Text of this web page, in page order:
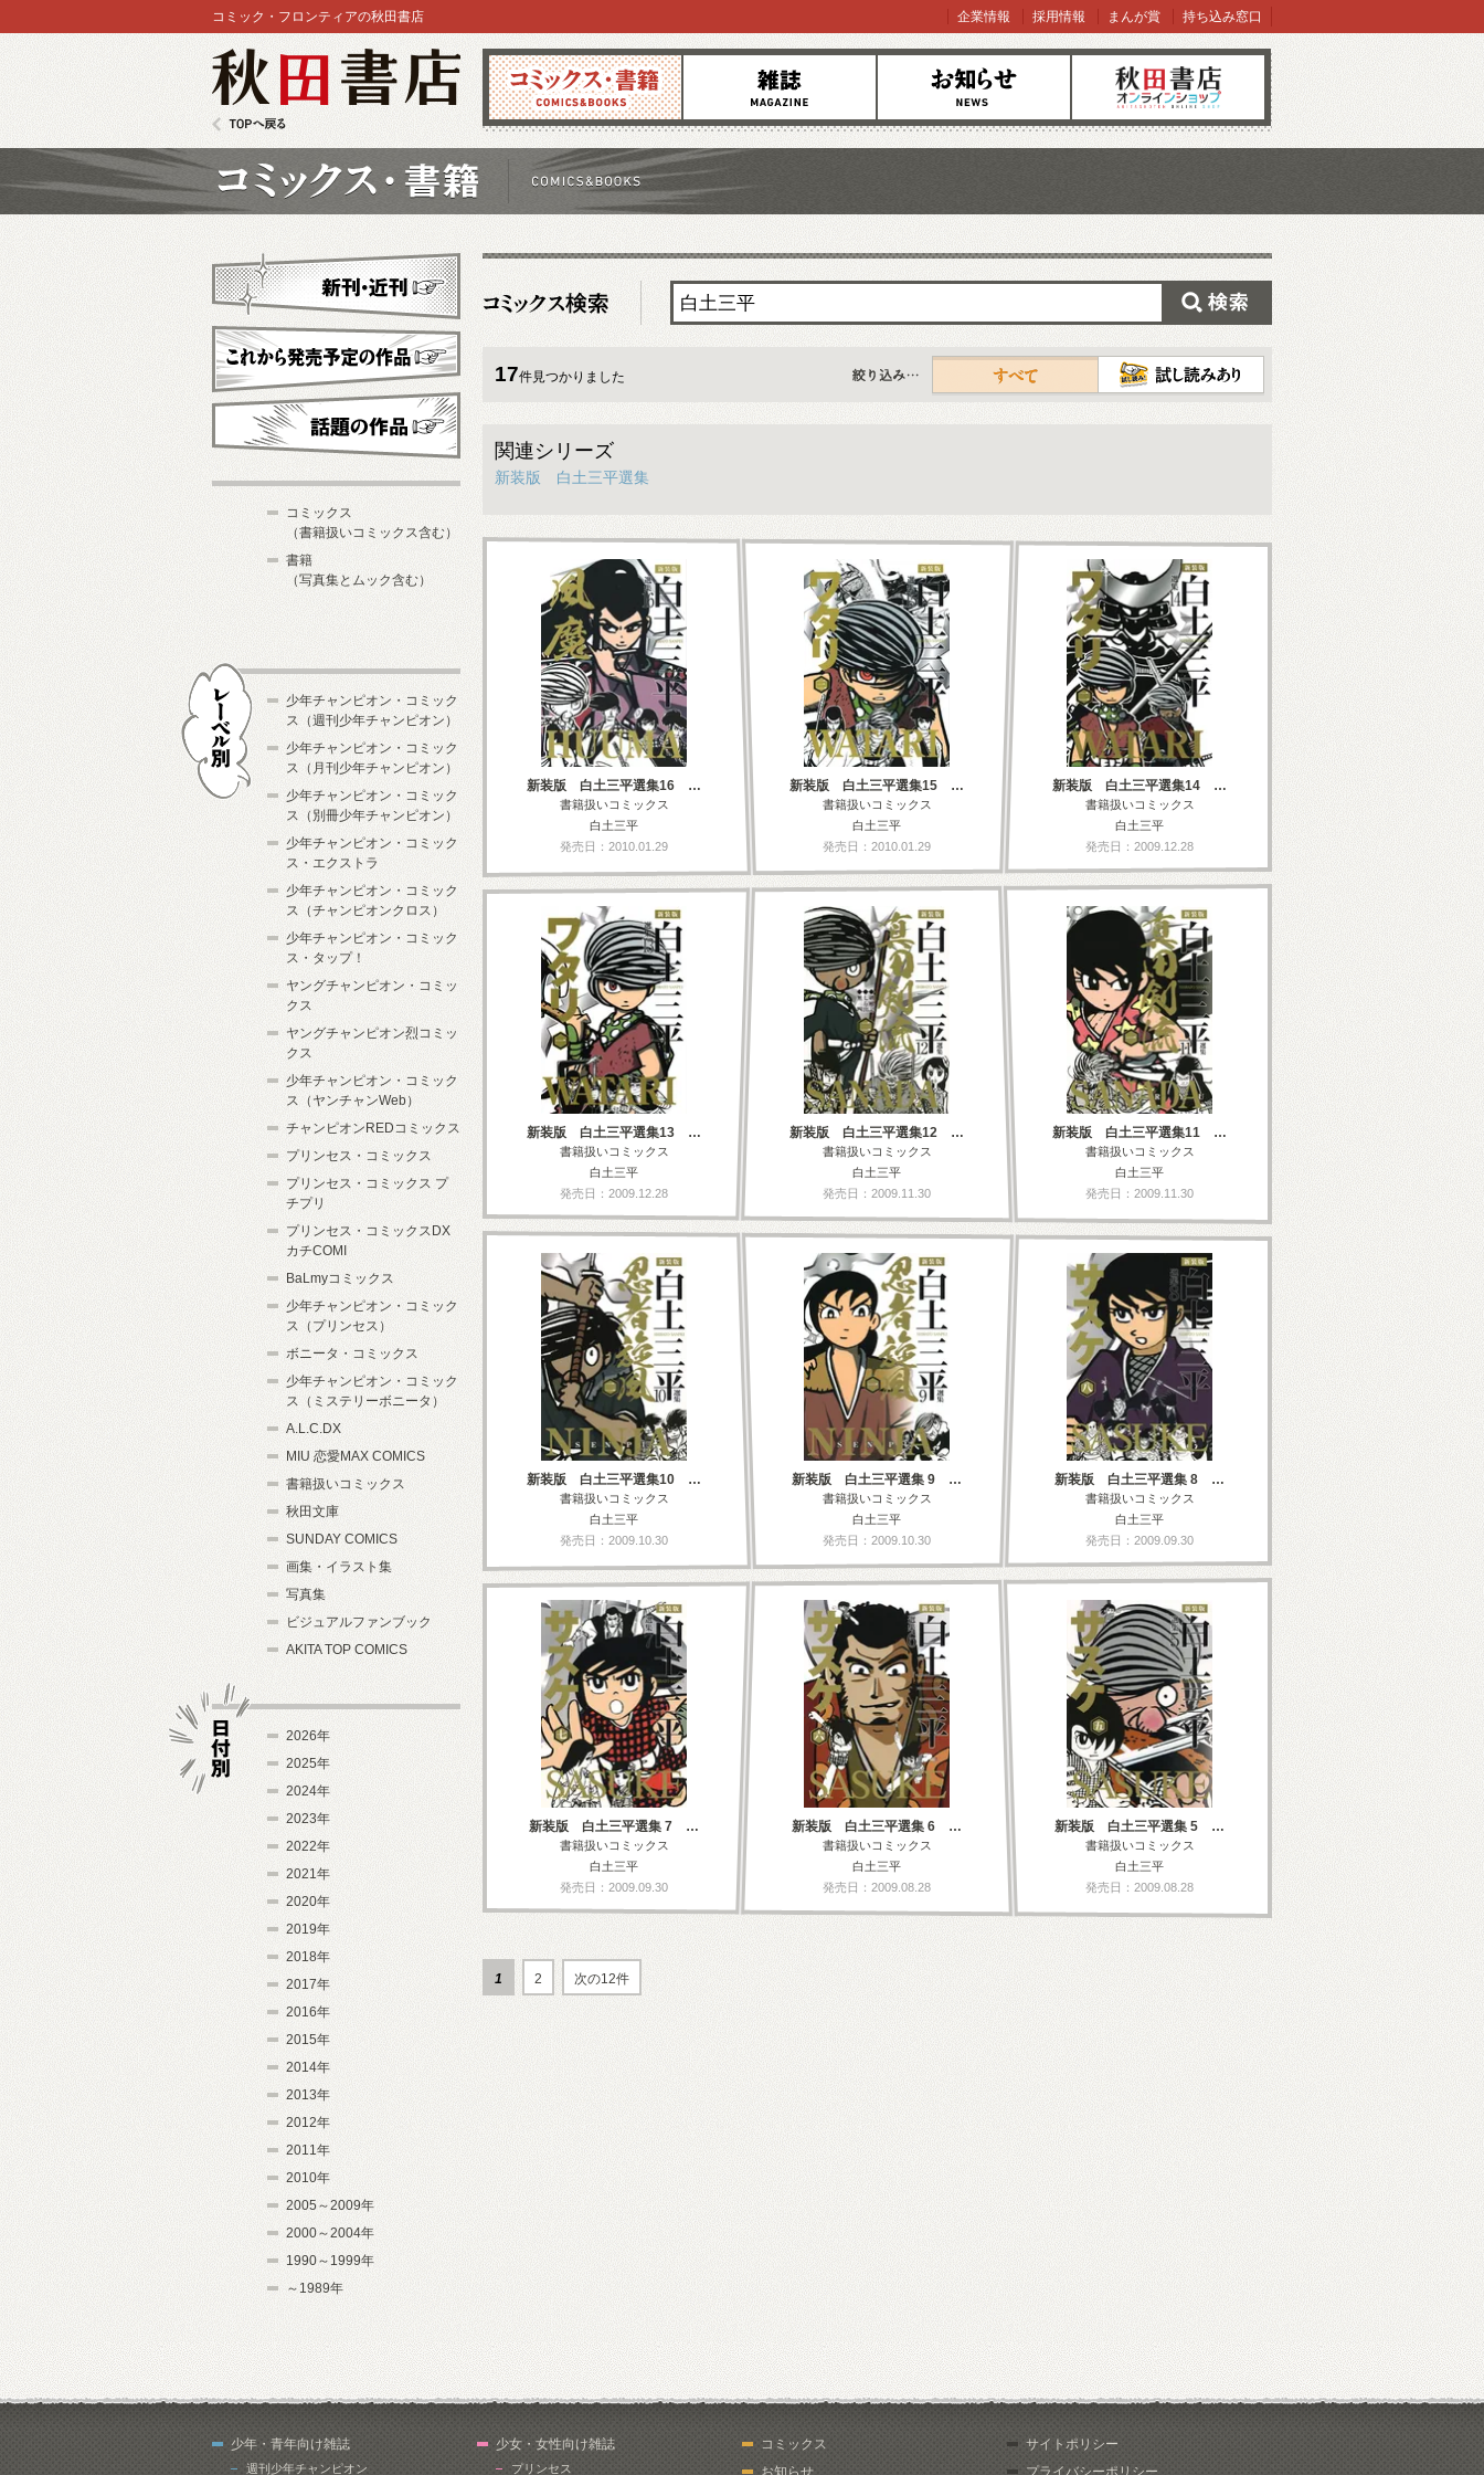
コミックス 雑誌 お知らせ オンラインショップ
コミック・フロンティアの秋田書店 企業情報 採用情報 まんが賞 持ち込み窓口
17件見つかりました
すべて
関連シリーズ
新装版 白土三平選集
新装版 白土三平選集16 …
書籍扱いコミックス
白土三平
発売日：2010.01.29
新装版 白土三平選集15 …
書籍扱いコミックス
白土三平
発売日：2010.01.29
新装版 白土三平選集14 …
書籍扱いコミックス
白土三平
発売日：2009.12.28
新装版 白土三平選集13 …
書籍扱いコミックス
白土三平
発売日：2009.12.28
新装版 白土三平選集12 …
書籍扱いコミックス
白土三平
発売日：2009.11.30
新装版 白土三平選集11 …
書籍扱いコミックス
白土三平
発売日：2009.11.30
新装版 白土三平選集10 …
書籍扱いコミックス
白土三平
発売日：2009.10.30
新装版 白土三平選集 9 …
書籍扱いコミックス
白土三平
発売日：2009.10.30
新装版 白土三平選集 8 …
書籍扱いコミックス
白土三平
発売日：2009.09.30
新装版 白土三平選集 7 …
書籍扱いコミックス
白土三平
発売日：2009.09.30
新装版 白土三平選集 6 …
書籍扱いコミックス
白土三平
発売日：2009.08.28
新装版 白土三平選集 5 …
書籍扱いコミックス
白土三平
発売日：2009.08.28
1 2 次の12件
新刊・近刊
これから発売予定
コミックス
（書籍扱いコミックス含む）
書籍
（写真集とムック含む）
少年チャンピオン・コミック
ス（週刊少年チャンピオン）
少年チャンピオン・コミック
ス（月刊少年チャンピオン）
少年チャンピオン・コミック
ス（別冊少年チャンピオン）
少年チャンピオン・コミック
ス・エクストラ
少年チャンピオン・コミック
ス（チャンピオンクロス）
少年チャンピオン・コミック
ス・タップ！
ヤングチャンピオン・コミッ
クス
ヤングチャンピオン烈コミッ
クス
少年チャンピオン・コミック
ス（ヤンチャンWeb）
チャンピオンREDコミックス
プリンセス・コミックス
プリンセス・コミックス プ
チプリ
プリンセス・コミックスDX
カチCOMI
BaLmyコミックス
少年チャンピオン・コミック
ス（プリンセス）
ボニータ・コミックス
少年チャンピオン・コミック
ス（ミステリーボニータ）
A.L.C.DX
MIU 恋愛MAX COMICS
書籍扱いコミックス
秋田文庫
SUNDAY COMICS
画集・イラスト集
写真集
ビジュアルファンブック
AKITA TOP COMICS
2026年
2025年
2024年
2023年
2022年
2021年
2020年
2019年
2018年
2017年
2016年
2015年
2014年
2013年
2012年
2011年
2010年
2005～2009年
2000～2004年
1990～1999年
～1989年
少年・青年向け雑誌
週刊少年チャンピオン
少女・女性向け雑誌
プリンセス
コミックス
お知らせ
サイトポリシー
プライバシーポリシー